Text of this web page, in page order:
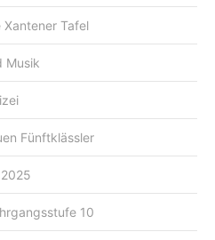
Tafel
Musik
Fünftklässler
10